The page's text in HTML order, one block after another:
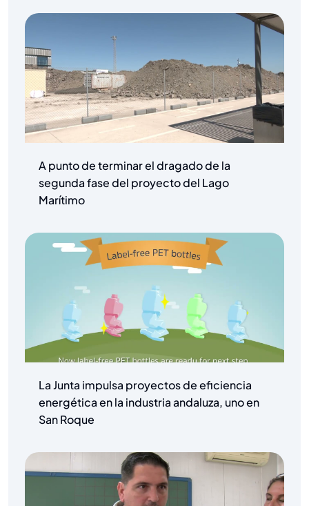
A punto de terminar el dragado de la
segunda fase del proyecto del Lago
Marítimo
La Junta impulsa proyectos de eficiencia
energética en la industria andaluza, uno en
San Roque